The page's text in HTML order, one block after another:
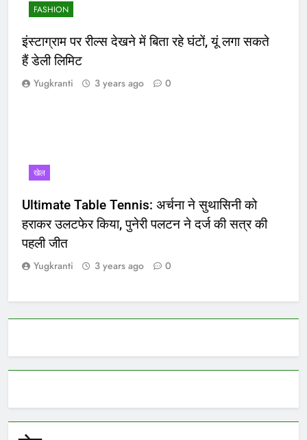
FASHION
इंस्टाग्राम पर रील्स देखने में बिता रहे घंटों, यूं लगा सकते
हैं डेली लिमिट
Yugkranti 3 years ago 0
खेल
Ultimate Table Tennis: अर्चना ने सुथासिनी को
हराकर उलटफेर किया, पुनेरी पलटन ने दर्ज की सत्र की
पहली जीत
Yugkranti 3 years ago 0